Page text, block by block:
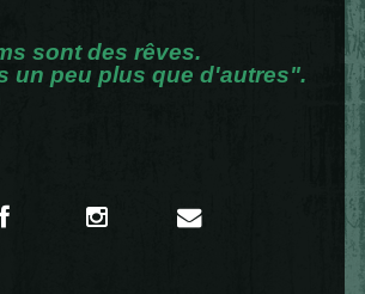
sont des rêves.
un peu plus que d'autres".